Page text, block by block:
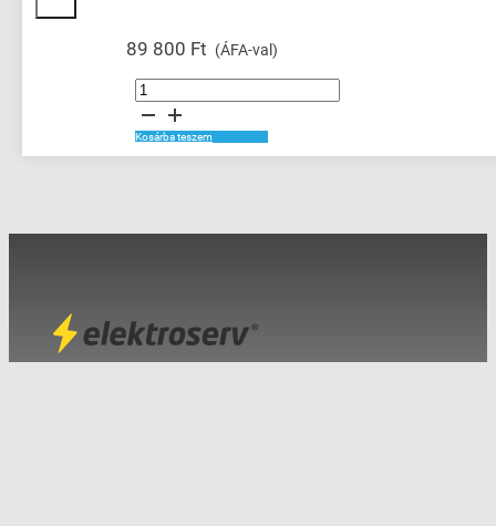
89 800 Ft (ÁFA-val)
Digital
Cable
Connection
Products
mennyiség
Kosárba teszem